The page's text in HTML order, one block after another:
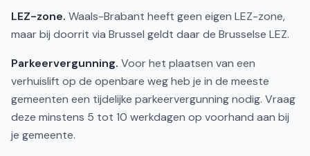
LEZ-zone. Waals-Brabant heeft geen eigen LEZ-zone,
maar bij doorrit via Brussel geldt daar de Brusselse LEZ.
Parkeervergunning. Voor het plaatsen van een
verhuislift op de openbare weg heb je in de meeste
gemeenten een tijdelijke parkeervergunning nodig. Vraag
deze minstens 5 tot 10 werkdagen op voorhand aan bij
je gemeente.